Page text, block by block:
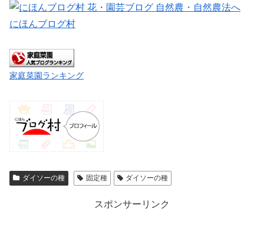
にほんブログ村
家庭菜園ランキング
ダイソーの種 固定種 ダイソーの種
スポンサーリンク